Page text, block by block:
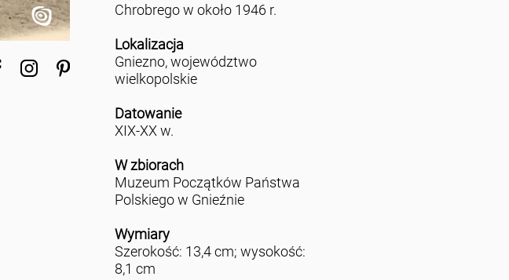
Chrobrego w około 1946 r.
Lokalizacja
Gniezno, województwo
wielkopolskie
Datowanie
XIX-XX w.
W zbiorach
Muzeum Początków Państwa
Polskiego w Gnieźnie
Wymiary
Szerokość: 13,4 cm; wysokość:
8,1 cm